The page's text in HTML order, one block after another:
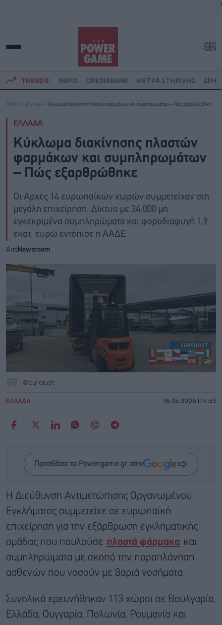
TRENDS: ΝΕΡΟ CREDIABANK ΜΕΤΡΑ ΣΤΗΡΙΞΗΣ ΔΕΗ
ΑΡΧΙΚΗ » ΕΛΛΑΔΑ » Κύκλωμα διακίνησης πλαστών φαρμάκων και συμπληρωμάτων – Πώς εξαρθρώθηκε
ΕΛΛΑΔΑ
Κύκλωμα διακίνησης πλαστών
φαρμάκων και συμπληρωμάτων
– Πώς εξαρθρώθηκε
Οι Αρχές 14 ευρωπαϊκών χωρών συμμετείχαν στη
μεγάλη επιχείρηση. Δίκτυο με 34.000 μη
εγκεκριμένα συμπληρώματα και φοροδιαφυγή 1,9
εκατ. ευρώ εντόπισε η ΑΑΔΕ
ΑπόNewsroom
©eurojust
ΕΛΛΑΔΑ 16.05.2026 | 14:53
Προσθέστε το Powergame.gr στην
Η Διεύθυνση Αντιμετώπισης Οργανωμένου
Εγκλήματος συμμετείχε σε ευρωπαϊκή
επιχείρηση για την εξάρθρωση εγκληματικής
ομάδας που πουλούσε πλαστά φάρμακα και
συμπληρώματα με σκοπό την παραπλάνηση
ασθενών που νοσούν με βαριά νοσήματα.
Συνολικά ερευνήθηκαν 113 χώροι σε Βουλγαρία,
Ελλάδα, Ουγγαρία, Πολωνία, Ρουμανία και